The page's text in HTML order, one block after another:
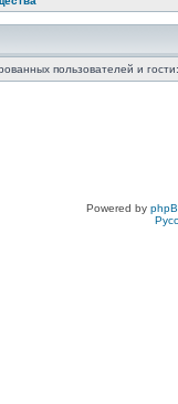
пользователей и
Powered by